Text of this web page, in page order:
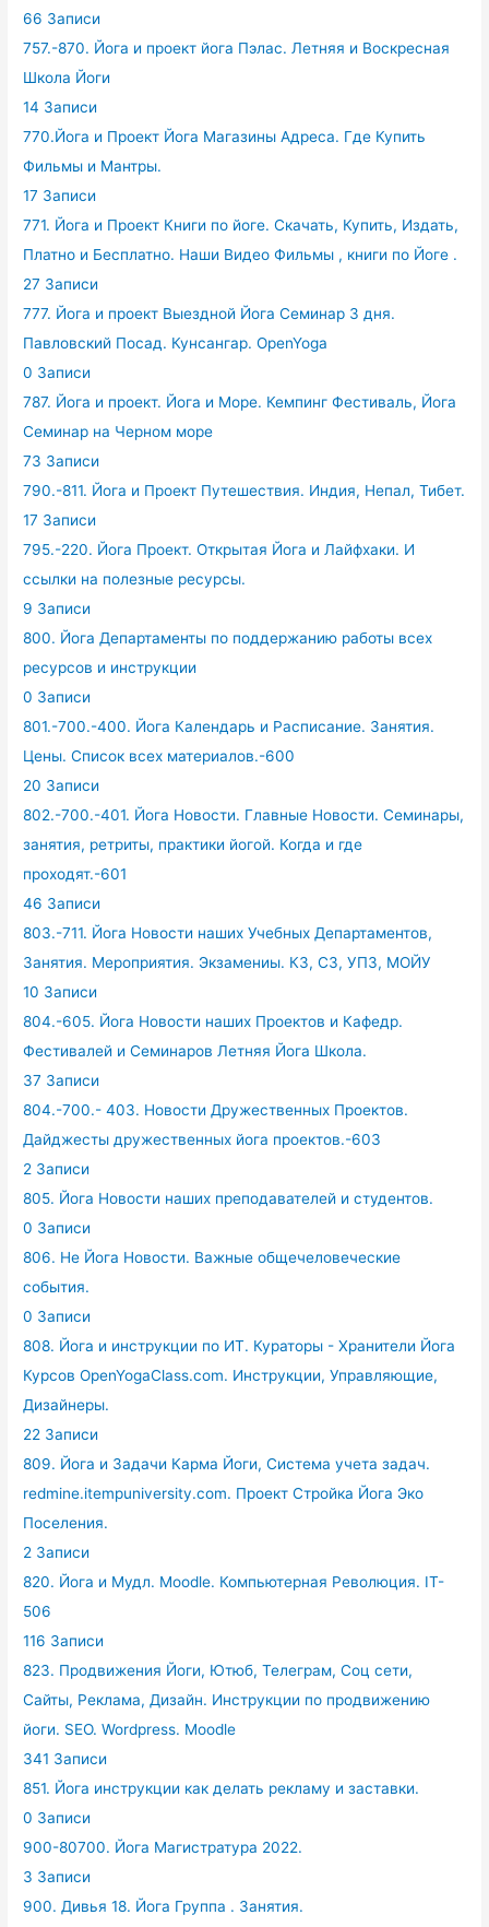
66 Записи
757.-870. Йога и проект йога Пэлас. Летняя и Воскресная
Школа Йоги
14 Записи
770.Йога и Проект Йога Магазины Адреса. Где Купить
Фильмы и Мантры.
17 Записи
771. Йога и Проект Книги по йоге. Скачать, Купить, Издать,
Платно и Бесплатно. Наши Видео Фильмы , книги по Йоге .
27 Записи
777. Йога и проект Выездной Йога Семинар 3 дня.
Павловский Посад. Кунсангар. OpenYoga
0 Записи
787. Йога и проект. Йога и Море. Кемпинг Фестиваль, Йога
Семинар на Черном море
73 Записи
790.-811. Йога и Проект Путешествия. Индия, Непал, Тибет.
17 Записи
795.-220. Йога Проект. Открытая Йога и Лайфхаки. И
ссылки на полезные ресурсы.
9 Записи
800. Йога Департаменты по поддержанию работы всех
ресурсов и инструкции
0 Записи
801.-700.-400. Йога Календарь и Расписание. Занятия.
Цены. Список всех материалов.-600
20 Записи
802.-700.-401. Йога Новости. Главные Новости. Семинары,
занятия, ретриты, практики йогой. Когда и где
проходят.-601
46 Записи
803.-711. Йога Новости наших Учебных Департаментов,
Занятия. Мероприятия. Экзамениы. КЗ, СЗ, УПЗ, МОЙУ
10 Записи
804.-605. Йога Новости наших Проектов и Кафедр.
Фестивалей и Семинаров Летняя Йога Школа.
37 Записи
804.-700.- 403. Новости Дружественных Проектов.
Дайджесты дружественных йога проектов.-603
2 Записи
805. Йога Новости наших преподавателей и студентов.
0 Записи
806. Не Йога Новости. Важные общечеловеческие
события.
0 Записи
808. Йога и инструкции по ИТ. Кураторы - Хранители Йога
Курсов OpenYogaClass.com. Инструкции, Управляющие,
Дизайнеры.
22 Записи
809. Йога и Задачи Карма Йоги, Система учета задач.
redmine.itempuniversity.com. Проект Стройка Йога Эко
Поселения.
2 Записи
820. Йога и Мудл. Moodle. Компьютерная Революция. IT-
506
116 Записи
823. Продвижения Йоги, Ютюб, Телеграм, Соц сети,
Сайты, Реклама, Дизайн. Инструкции по продвижению
йоги. SEO. Wordpress. Moodle
341 Записи
851. Йога инструкции как делать рекламу и заставки.
0 Записи
900-80700. Йога Магистратура 2022.
3 Записи
900. Дивья 18. Йога Группа . Занятия.